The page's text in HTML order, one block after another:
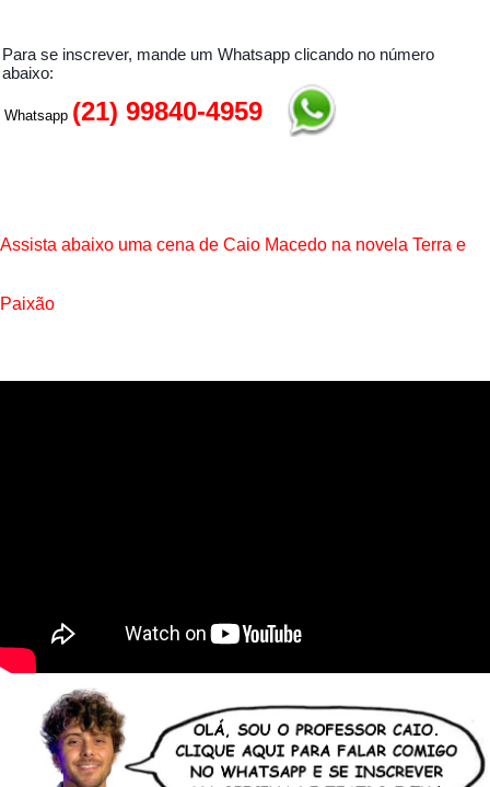
Para se inscrever, mande um Whatsapp clicando no número
abaixo:
Whatsapp (21) 99840-4959
Assista abaixo uma cena de Caio Macedo na novela Terra e
Paixão